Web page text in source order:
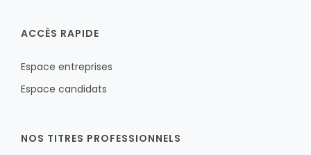
ACCÈS RAPIDE
Espace entreprises
Espace candidats
NOS TITRES PROFESSIONNELS